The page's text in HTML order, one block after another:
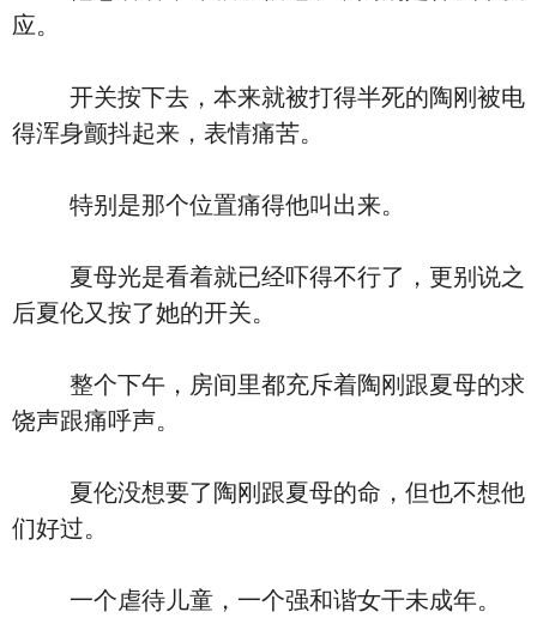
应。
开关按下去，本来就被打得半死的陶刚被电
得浑身颤抖起来，表情痛苦。
特别是那个位置痛得他叫出来。
夏母光是看着就已经吓得不行了，更别说之
后夏伦又按了她的开关。
整个下午，房间里都充斥着陶刚跟夏母的求
饶声跟痛呼声。
夏伦没想要了陶刚跟夏母的命，但也不想他
们好过。
一个虐待儿童，一个强和谐女干未成年。